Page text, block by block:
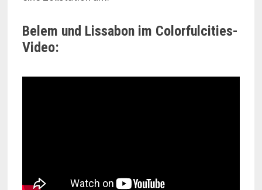
Belem und Lissabon im Colorfulcities-
Video: